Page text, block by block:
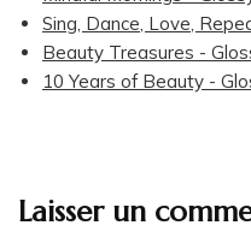
Sing, Dance, Love,
Beauty Treasures -
10 Years of Beauty -
Laisser un